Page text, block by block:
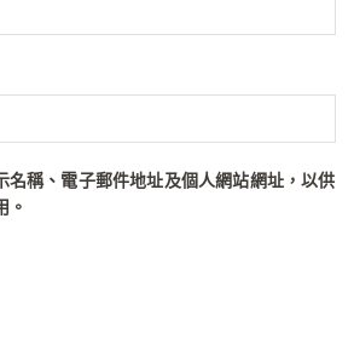
名稱、電子郵件地址及個人網站網址，以供
。